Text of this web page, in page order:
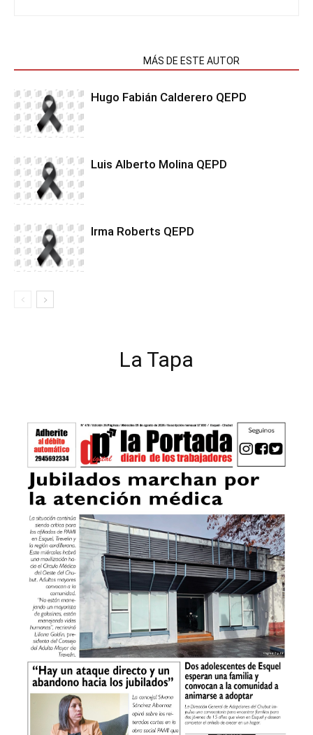
MÁS DE ESTE AUTOR
Hugo Fabián Calderero QEPD
Luis Alberto Molina QEPD
Irma Roberts QEPD
La Tapa